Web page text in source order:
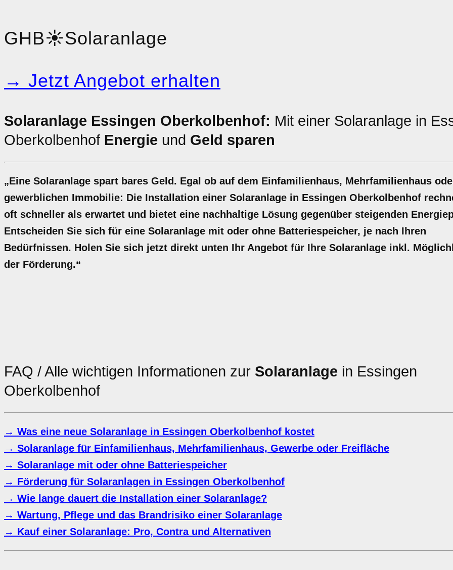
GHB☀️Solaranlage
→ Jetzt Angebot erhalten
Solaranlage Essingen Oberkolbenhof: Mit einer Solaranlage in
Oberkolbenhof Energie und Geld sparen
„Eine Solaranlage spart bares Geld. Egal ob auf dem Einfamilienhaus, Mehrfamilienhaus
gewerblichen Immobilie: Die Installation einer Solaranlage in Essingen Oberkolbenhof
oft schneller als erwartet und bietet eine nachhaltige Lösung gegenüber steigenden
Entscheiden Sie sich für eine Solaranlage mit oder ohne Batteriespeicher, je nach Ihren
Bedürfnissen. Holen Sie sich jetzt direkt unten Ihr Angebot für Ihre Solaranlage inkl.
der Förderung.“
FAQ / Alle wichtigen Informationen zur Solaranlage in Essingen
Oberkolbenhof
→ Was eine neue Solaranlage in Essingen Oberkolbenhof kostet
→ Solaranlage für Einfamilienhaus, Mehrfamilienhaus, Gewerbe oder Freifläche
→ Solaranlage mit oder ohne Batteriespeicher
→ Förderung für Solaranlagen in Essingen Oberkolbenhof
→ Wie lange dauert die Installation einer Solaranlage?
→ Wartung, Pflege und das Brandrisiko einer Solaranlage
→ Kauf einer Solaranlage: Pro, Contra und Alternativen